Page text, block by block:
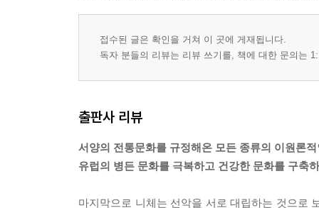
접수된 글은 확인을 거쳐 이 곳에 게재됩니다.
독자 분들의 리뷰는 리뷰 쓰기를, 책에 대한 문의는
출판사 리뷰
서양의 전통문화를 규정해온 모든 종류의 이원론
유럽의 병든 문화를 극복하고 건강한 문화를 구축
마지막으로 니체는 선악을 서로 대립하는 것으로